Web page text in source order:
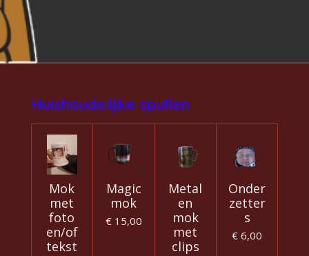
Huishoudelijke spullen
Mok
met
foto
en/of
tekst
Magic
mok
€ 15,00
Metal
en
mok
met
clips
Onder
zetter
s
€ 6,00